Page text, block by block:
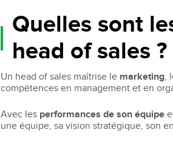
Quelles sont
head of sales ?
Un head of sales maîtrise le marketing,
compétences en management et en
Avec les performances de son équipe
une équipe, sa vision stratégique, son